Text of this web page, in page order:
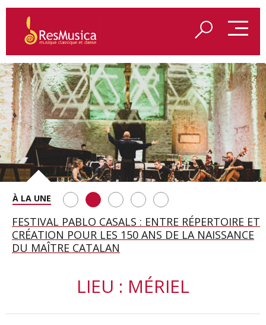
SAINT FRANÇOIS D’ASSISE À SALZBOURG, UNE
SOIRÉE IMMENSE PORTÉE PAR ROMEO
CASTELLUCCI ET MAXIME PASCAL
FESTIVAL PABLO CASALS : ENTRE RÉPERTOIRE ET
CRÉATION POUR LES 150 ANS DE LA NAISSANCE
DU MAÎTRE CATALAN
A BAYREUTH, LE 150E ANNIVERSAIRE DU RING
WAGNÉRIEN GÉNÉRÉ PAR L’IA
BETSY JOLAS FÊTE SON CENTIÈME
ANNIVERSAIRE
GEORGE BENJAMIN : « MES PARENTS AVAIENT
CETTE EXIGENCE DE L’OBJET CISELÉ »
LIEU : MÉRIEL